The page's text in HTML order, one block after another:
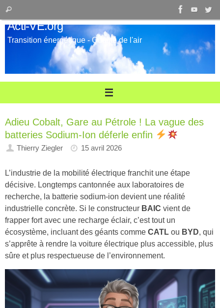
Passer
au
contenu
pour
:
Rechercher
Acti-VE.org
Transition énergétique - Qualité de l'air
Adieu Cobalt, Gare au Pétrole ! La vague des
batteries Sodium-Ion déferle enfin
Thierry Ziegler 15 avril 2026
L’industrie de la mobilité électrique franchit une étape
décisive. Longtemps cantonnée aux laboratoires de
recherche, la batterie sodium-ion devient une réalité
industrielle concrète. Si le constructeur BAIC vient de
frapper fort avec une recharge éclair, c’est tout un
écosystème, incluant des géants comme CATL ou BYD , qui
s’apprête à rendre la voiture électrique plus accessible, plus
sûre et plus respectueuse de l’environnement.